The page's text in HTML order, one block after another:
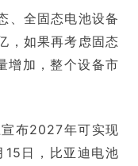
、全固态电池设备
，如果再考虑固态
增加，整个设备市
布2027年可实现
日，比亚迪电池